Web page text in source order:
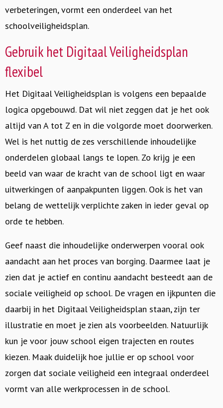
verbeteringen, vormt een onderdeel van het
schoolveiligheidsplan.
Gebruik het Digitaal Veiligheidsplan
flexibel
Het Digitaal Veiligheidsplan is volgens een bepaalde
logica opgebouwd. Dat wil niet zeggen dat je het ook
altijd van A tot Z en in die volgorde moet doorwerken.
Wel is het nuttig de zes verschillende inhoudelijke
onderdelen globaal langs te lopen. Zo krijg je een
beeld van waar de kracht van de school ligt en waar
uitwerkingen of aanpakpunten liggen. Ook is het van
belang de wettelijk verplichte zaken in ieder geval op
orde te hebben.
Geef naast die inhoudelijke onderwerpen vooral ook
aandacht aan het proces van borging. Daarmee laat je
zien dat je actief en continu aandacht besteedt aan de
sociale veiligheid op school. De vragen en ijkpunten die
daarbij in het Digitaal Veiligheidsplan staan, zijn ter
illustratie en moet je zien als voorbeelden. Natuurlijk
kun je voor jouw school eigen trajecten en routes
kiezen. Maak duidelijk hoe jullie er op school voor
zorgen dat sociale veiligheid een integraal onderdeel
vormt van alle werkprocessen in de school.